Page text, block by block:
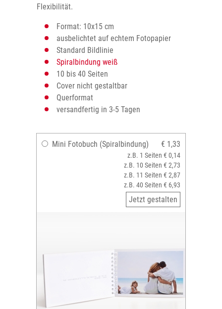
Flexibilität.
Format: 10x15 cm
ausbelichtet auf echtem Fotopapier
Standard Bildlinie
Spiralbindung weiß
10 bis 40 Seiten
Cover nicht gestaltbar
Querformat
versandfertig in 3-5 Tagen
Mini Fotobuch (Spiralbindung) € 1,33
z.B. 1 Seiten € 0,14
z.B. 10 Seiten € 2,73
z.B. 11 Seiten € 2,87
z.B. 40 Seiten € 6,93
Jetzt gestalten